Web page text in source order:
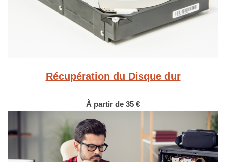
Récupération du Disque dur
À partir de 35 €